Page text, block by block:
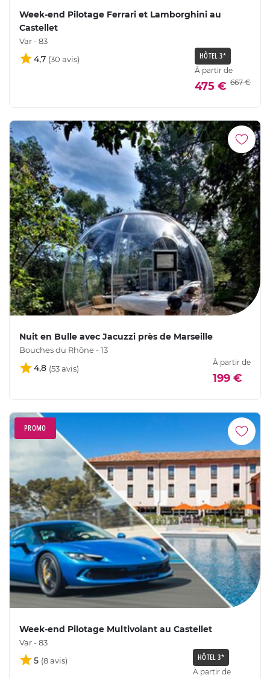
Week-end Pilotage Ferrari et Lamborghini au
Castellet
Var - 83
4,7 HÔTEL 3*
À partir de
475 € 667 €
Nuit en Bulle avec Jacuzzi près de Marseille
Bouches du Rhône - 13
4,8
À partir de
199 €
PROMO
Week-end Pilotage Multivolant au Castellet
Var - 83
5 HÔTEL 3*
À partir de